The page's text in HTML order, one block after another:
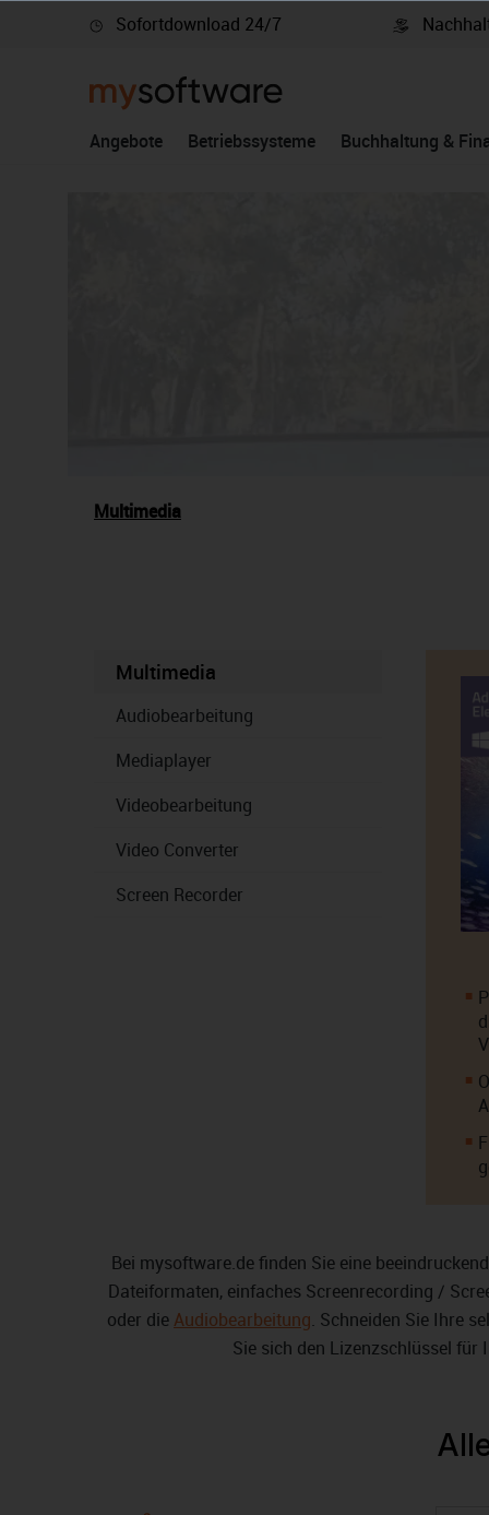
Zur Hauptnavigation springen
Sofortdownload 24/7
Angebote Betriebssysteme Buchhaltung &
Multimedia
Multimedia
Audiobearbeitung
Mediaplayer
Videobearbeitung
Video Converter
Screen Recorder
Bei mysoftware.de finden Sie eine
Dateiformaten, einfaches Screenrecording /
oder die Audiobearbeitung. Schneiden Sie Ihre
Sie sich den Lizenzschlüssel